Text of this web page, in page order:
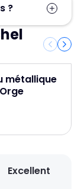
sont
de
et
?
par
métallique
Excellent